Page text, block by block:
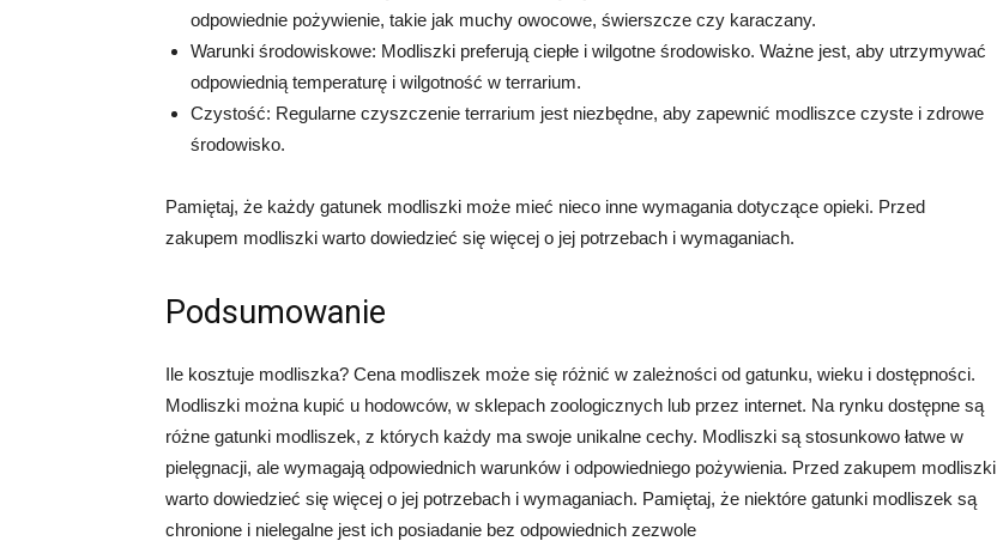
odpowiednie pożywienie, takie jak muchy owocowe, świerszcze czy karaczany.
Warunki środowiskowe: Modliszki preferują ciepłe i wilgotne środowisko. Ważne jest, aby utrzymywać
odpowiednią temperaturę i wilgotność w terrarium.
Czystość: Regularne czyszczenie terrarium jest niezbędne, aby zapewnić modliszce czyste i zdrowe
środowisko.
Pamiętaj, że każdy gatunek modliszki może mieć nieco inne wymagania dotyczące opieki. Przed
zakupem modliszki warto dowiedzieć się więcej o jej potrzebach i wymaganiach.
Podsumowanie
Ile kosztuje modliszka? Cena modliszek może się różnić w zależności od gatunku, wieku i dostępności.
Modliszki można kupić u hodowców, w sklepach zoologicznych lub przez internet. Na rynku dostępne są
różne gatunki modliszek, z których każdy ma swoje unikalne cechy. Modliszki są stosunkowo łatwe w
pielęgnacji, ale wymagają odpowiednich warunków i odpowiedniego pożywienia. Przed zakupem modliszki
warto dowiedzieć się więcej o jej potrzebach i wymaganiach. Pamiętaj, że niektóre gatunki modliszek są
chronione i nielegalne jest ich posiadanie bez odpowiednich zezwole